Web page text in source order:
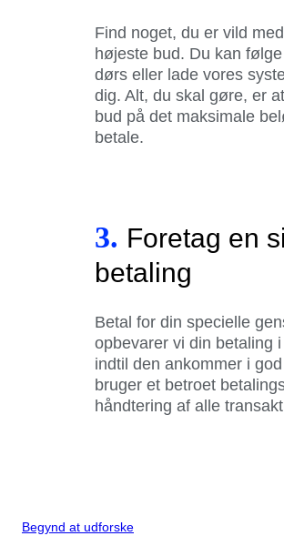
Find noget, du er vild
højeste bud. Du kan
dørs eller lade vores
dig. Alt, du skal gøre, er
bud på det maksimale
betale.
3. Foretag en
betaling
Betal for din specielle
opbevarer vi din betaling
indtil den ankommer i
bruger et betroet
håndtering af alle
Begynd at udforske